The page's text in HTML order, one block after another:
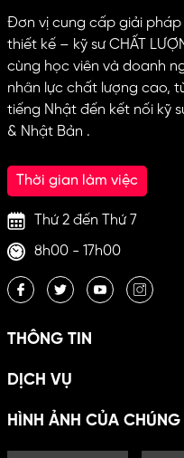
Đơn vị cung cấp giải
thiết kế – kỹ sư CHẤT
cùng học viên và doanh
nhân lực chất lượng cao,
tiếng Nhật đến kết nối kỹ
& Nhật Bản .
Thời gian làm việc
Thứ 2 đến Thứ 7
8h00 - 17h00
THÔNG TIN
DỊCH VỤ
HÌNH ẢNH CỦA CHÚNG